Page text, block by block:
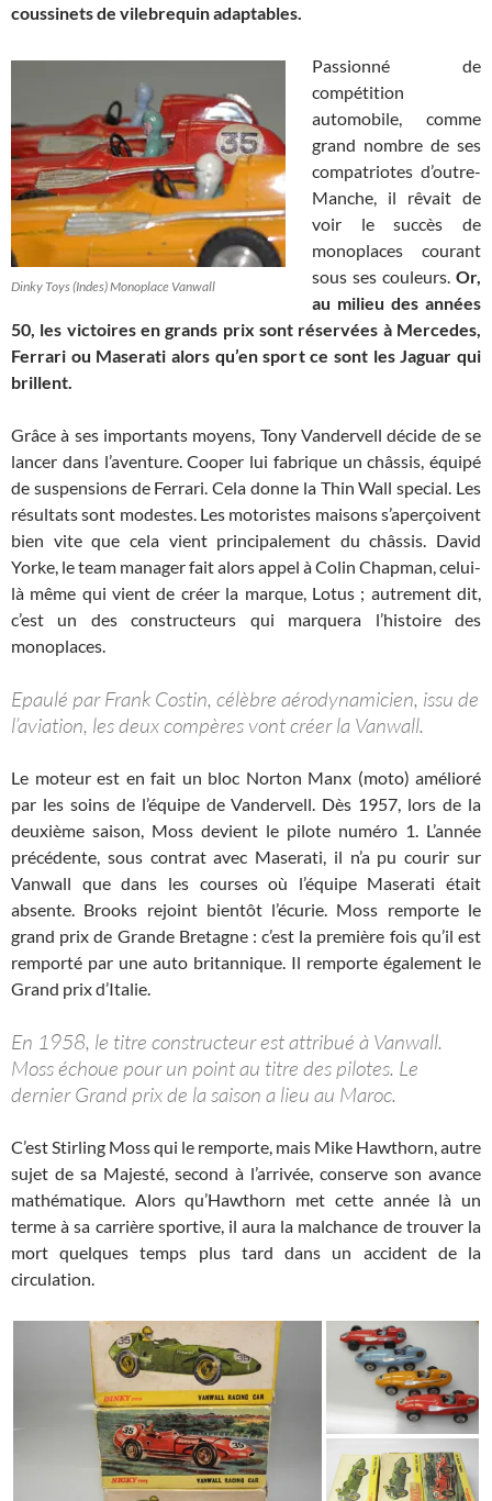
coussinets de vilebrequin adaptables.
Dinky Toys (Indes) Monoplace Vanwall
Passionné de
compétition
automobile, comme
grand nombre de ses
compatriotes d’outre-
Manche, il rêvait de
voir le succès de
monoplaces courant
sous ses couleurs. Or,
au milieu des années
50, les victoires en grands prix sont réservées à Mercedes,
Ferrari ou Maserati alors qu’en sport ce sont les Jaguar qui
brillent.
Grâce à ses importants moyens, Tony Vandervell décide de se
lancer dans l’aventure. Cooper lui fabrique un châssis, équipé
de suspensions de Ferrari. Cela donne la Thin Wall special. Les
résultats sont modestes. Les motoristes maisons s’aperçoivent
bien vite que cela vient principalement du châssis. David
Yorke, le team manager fait alors appel à Colin Chapman, celui-
là même qui vient de créer la marque, Lotus ; autrement dit,
c’est un des constructeurs qui marquera l’histoire des
monoplaces.
Epaulé par Frank Costin, célèbre aérodynamicien, issu de
l’aviation, les deux compères vont créer la Vanwall.
Le moteur est en fait un bloc Norton Manx (moto) amélioré
par les soins de l’équipe de Vandervell. Dès 1957, lors de la
deuxième saison, Moss devient le pilote numéro 1. L’année
précédente, sous contrat avec Maserati, il n’a pu courir sur
Vanwall que dans les courses où l’équipe Maserati était
absente. Brooks rejoint bientôt l’écurie. Moss remporte le
grand prix de Grande Bretagne : c’est la première fois qu’il est
remporté par une auto britannique. Il remporte également le
Grand prix d’Italie.
En 1958, le titre constructeur est attribué à Vanwall.
Moss échoue pour un point au titre des pilotes. Le
dernier Grand prix de la saison a lieu au Maroc.
C’est Stirling Moss qui le remporte, mais Mike Hawthorn, autre
sujet de sa Majesté, second à l’arrivée, conserve son avance
mathématique. Alors qu’Hawthorn met cette année là un
terme à sa carrière sportive, il aura la malchance de trouver la
mort quelques temps plus tard dans un accident de la
circulation.